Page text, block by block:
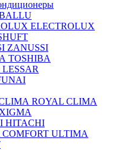
ELECTROLUX
ZANUSSI
TOSHIBA
LESSAR
ROYAL CLIMA
XIGMA
HITACHI
ULTIMA